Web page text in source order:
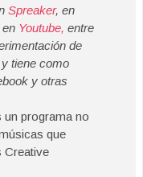
Spreaker, en
en Youtube, entre
de
tiene como
y otras
programa no
que
Creative